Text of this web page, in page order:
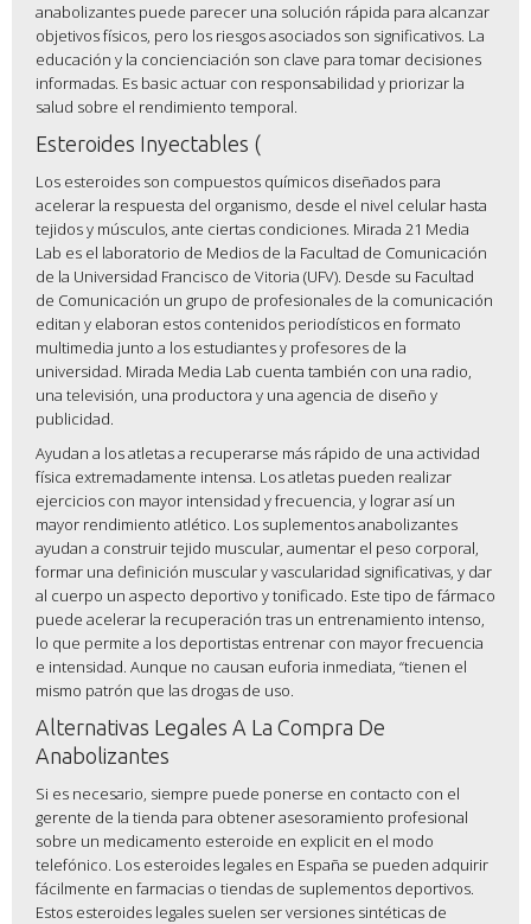
anabolizantes puede parecer una solución rápida para alcanzar
objetivos físicos, pero los riesgos asociados son significativos. La
educación y la concienciación son clave para tomar decisiones
informadas. Es basic actuar con responsabilidad y priorizar la
salud sobre el rendimiento temporal.
Esteroides Inyectables (
Los esteroides son compuestos químicos diseñados para
acelerar la respuesta del organismo, desde el nivel celular hasta
tejidos y músculos, ante ciertas condiciones. Mirada 21 Media
Lab es el laboratorio de Medios de la Facultad de Comunicación
de la Universidad Francisco de Vitoria (UFV). Desde su Facultad
de Comunicación un grupo de profesionales de la comunicación
editan y elaboran estos contenidos periodísticos en formato
multimedia junto a los estudiantes y profesores de la
universidad. Mirada Media Lab cuenta también con una radio,
una televisión, una productora y una agencia de diseño y
publicidad.
Ayudan a los atletas a recuperarse más rápido de una actividad
física extremadamente intensa. Los atletas pueden realizar
ejercicios con mayor intensidad y frecuencia, y lograr así un
mayor rendimiento atlético. Los suplementos anabolizantes
ayudan a construir tejido muscular, aumentar el peso corporal,
formar una definición muscular y vascularidad significativas, y dar
al cuerpo un aspecto deportivo y tonificado. Este tipo de fármaco
puede acelerar la recuperación tras un entrenamiento intenso,
lo que permite a los deportistas entrenar con mayor frecuencia
e intensidad. Aunque no causan euforia inmediata, “tienen el
mismo patrón que las drogas de uso.
Alternativas Legales A La Compra De
Anabolizantes
Si es necesario, siempre puede ponerse en contacto con el
gerente de la tienda para obtener asesoramiento profesional
sobre un medicamento esteroide en explicit en el modo
telefónico. Los esteroides legales en España se pueden adquirir
fácilmente en farmacias o tiendas de suplementos deportivos.
Estos esteroides legales suelen ser versiones sintéticas de